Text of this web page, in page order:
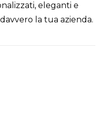
eleganti e
la tua azienda.